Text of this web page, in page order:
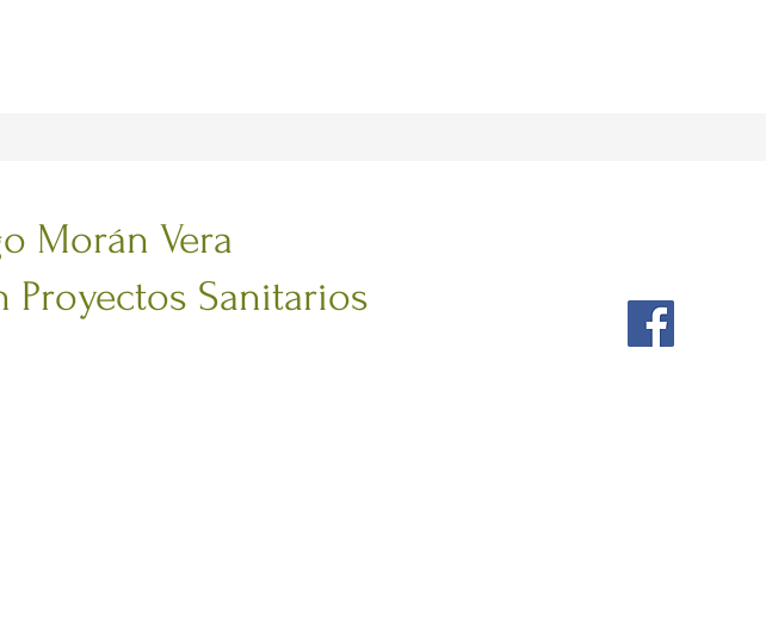
Morán Vera
Proyectos Sanitarios